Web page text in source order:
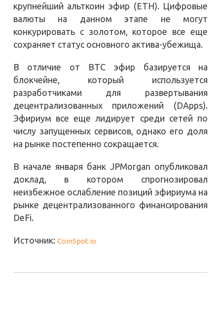
крупнейший альткоин эфир (ETH). Цифровые
валюты на данном этапе не могут
конкурировать с золотом, которое все еще
сохраняет статус основного актива-убежища.
В отличие от BTC эфир базируется на
блокчейне, который используется
разработчиками для развертывания
децентрализованных приложений (DApps).
Эфириум все еще лидирует среди сетей по
числу запущенных сервисов, однако его доля
на рынке постепенно сокращается.
В начале января банк JPMorgan опубликовал
доклад, в котором спрогнозировал
неизбежное ослабление позиций эфириума на
рынке децентрализованного финансирования
DeFi.
Источник: CoinSpot.io